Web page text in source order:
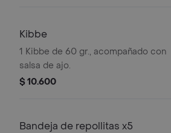
Kibbe
1 Kibbe de 60 gr., acompañado con
salsa de ajo.
$ 10.600
Bandeja de repollitas x5